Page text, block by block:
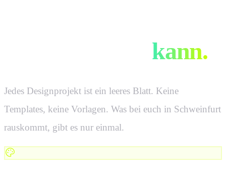
kann.
Jedes Designprojekt ist ein leeres Blatt. Keine
Templates, keine Vorlagen. Was bei euch in Schweinfurt
rauskommt, gibt es nur einmal.